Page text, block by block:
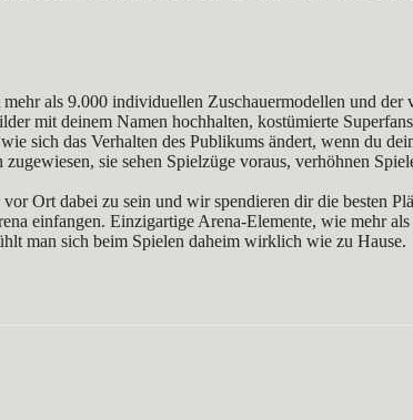
als 9.000 individuellen Zuschauermodellen und
mit deinem Namen hochhalten, kostümierte
sich das Verhalten des Publikums ändert, wenn du
sie sehen Spielzüge voraus, verhöhnen
Ort dabei zu sein und wir spendieren dir die besten
einfangen. Einzigartige Arena-Elemente, wie mehr
man sich beim Spielen daheim wirklich wie zu Hause.